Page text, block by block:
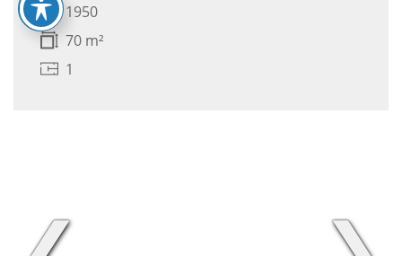
1950
70 m²
1